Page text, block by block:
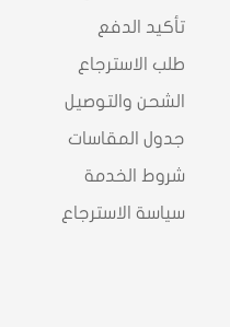
تأكيد الدفع
طلب الاسترجاع
الشحن والتوصيل
جدول المقاسات
شروط الخدمة
سياسة الاسترجاع